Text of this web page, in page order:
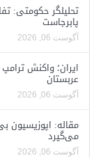
تحلیلگر حکومتی:
پابرجاست
آگوست 06, 2026
ایران؛ واکنش
عربستان
آگوست 06, 2026
مقاله: اپوزیسیون
می‌گیرد
آگوست 06, 2026